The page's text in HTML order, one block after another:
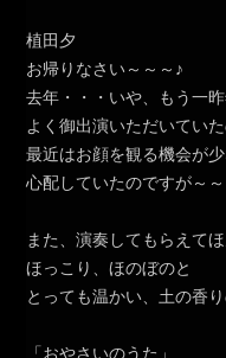
植田夕
お帰りなさい～～～♪
去年・・・いや、もう一
よく御出演いただいてい
最近はお顔を観る機会が
心配していたのですが～～
また、演奏してもらえて
ほっこり、ほのぼのと
とっても温かい、土の香
「おやさいのうた」